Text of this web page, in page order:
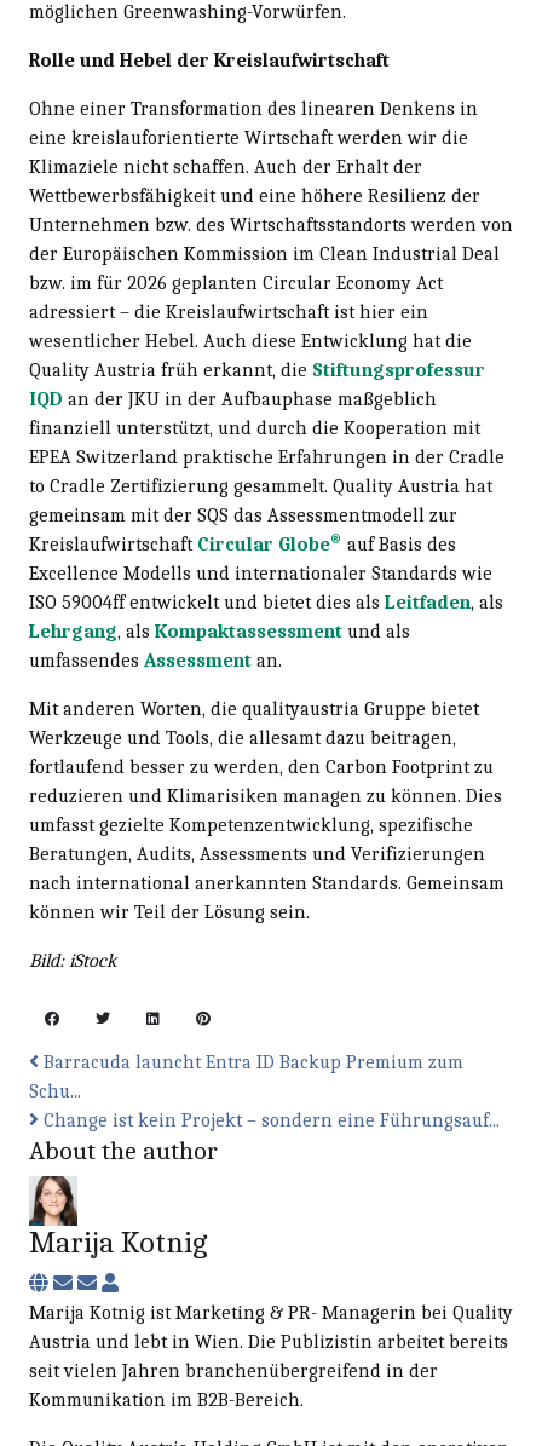
möglichen Greenwashing-Vorwürfen.
Rolle und Hebel der Kreislaufwirtschaft
Ohne einer Transformation des linearen Denkens in
eine kreislauforientierte Wirtschaft werden wir die
Klimaziele nicht schaffen. Auch der Erhalt der
Wettbewerbsfähigkeit und eine höhere Resilienz der
Unternehmen bzw. des Wirtschaftsstandorts werden von
der Europäischen Kommission im Clean Industrial Deal
bzw. im für 2026 geplanten Circular Economy Act
adressiert – die Kreislaufwirtschaft ist hier ein
wesentlicher Hebel. Auch diese Entwicklung hat die
Quality Austria früh erkannt, die Stiftungsprofessur
IQD an der JKU in der Aufbauphase maßgeblich
finanziell unterstützt, und durch die Kooperation mit
EPEA Switzerland praktische Erfahrungen in der Cradle
to Cradle Zertifizierung gesammelt. Quality Austria hat
gemeinsam mit der SQS das Assessmentmodell zur
Kreislaufwirtschaft Circular Globe® auf Basis des
Excellence Modells und internationaler Standards wie
ISO 59004ff entwickelt und bietet dies als Leitfaden, als
Lehrgang, als Kompaktassessment und als
umfassendes Assessment an.
Mit anderen Worten, die qualityaustria Gruppe bietet
Werkzeuge und Tools, die allesamt dazu beitragen,
fortlaufend besser zu werden, den Carbon Footprint zu
reduzieren und Klimarisiken managen zu können. Dies
umfasst gezielte Kompetenzentwicklung, spezifische
Beratungen, Audits, Assessments und Verifizierungen
nach international anerkannten Standards. Gemeinsam
können wir Teil der Lösung sein.
Bild: iStock
Barracuda launcht Entra ID Backup Premium zum
Schu...
Change ist kein Projekt – sondern eine Führungsauf...
About the author
Marija Kotnig
Subscribe to updates from author
Unsubscribe to updates from author
Marija Kotnig
Marija Kotnig ist Marketing & PR- Managerin bei Quality
Austria und lebt in Wien. Die Publizistin arbeitet bereits
seit vielen Jahren branchenübergreifend in der
Kommunikation im B2B-Bereich.